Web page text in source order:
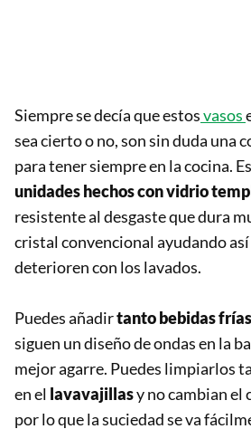
Siempre se decía que estosvasos
sea cierto o no, son sin duda una
para tener siempre en la cocina.
unidades hechos convidrio
resistente al desgaste que dura
cristal convencional ayudando así
deterioren con los lavados.
Puedes añadirtanto bebidas
siguen un diseño de ondas en la
mejor agarre. Puedes limpiarlos
en el lavavajillasy no cambian el
por lo que la suciedad se va